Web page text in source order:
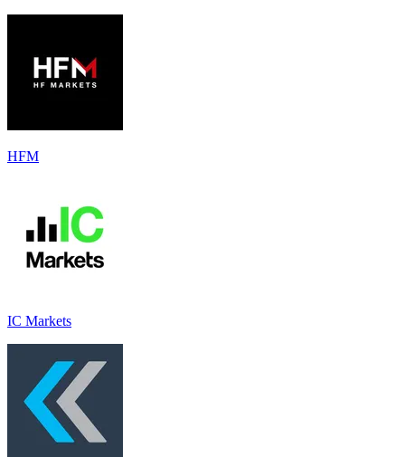
HFM
IC Markets